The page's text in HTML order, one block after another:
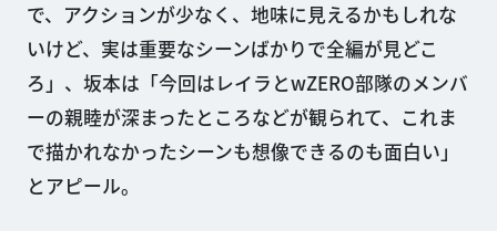
で、アクションが少なく、地味に見えるかもしれな
いけど、実は重要なシーンばかりで全編が見どこ
ろ」、坂本は「今回はレイラとwZERO部隊のメンバ
ーの親睦が深まったところなどが観られて、これま
で描かれなかったシーンも想像できるのも面白い」
とアピール。